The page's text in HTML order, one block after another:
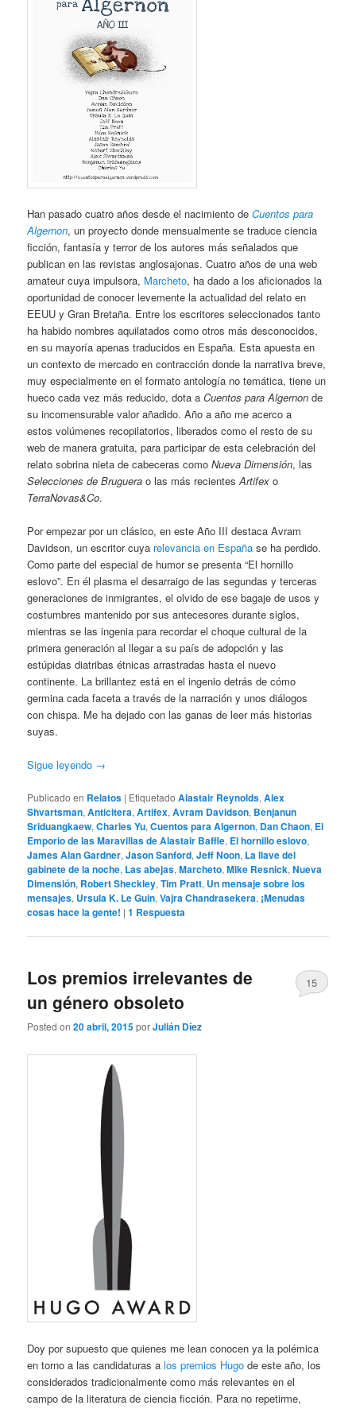
Han pasado cuatro años desde el nacimiento deCuentos para
Algernon, un proyecto donde mensualmente se traduce ciencia
ficción, fantasía y terror de los autores más señalados que
publican en las revistas anglosajonas. Cuatro años de una web
amateur cuya impulsora, Marcheto, ha dado a los aficionados la
oportunidad de conocer levemente la actualidad del relato en
EEUU y Gran Bretaña. Entre los escritores seleccionados tanto
ha habido nombres aquilatados como otros más desconocidos,
en su mayoría apenas traducidos en España. Esta apuesta en
un contexto de mercado en contracción donde la narrativa breve,
muy especialmente en el formato antología no temática, tiene un
hueco cada vez más reducido, dota aCuentos para Algernonde
su incomensurable valor añadido. Año a año me acerco a
estos volúmenes recopilatorios, liberados como el resto de su
web de manera gratuita, para participar de esta celebración del
relato sobrina nieta de cabeceras comoNueva Dimensión, las
Selecciones de Bruguera o las más recientesArtifex o
TerraNovas&Co.
Por empezar por un clásico, en este Año III destaca Avram
Davidson, un escritor cuya relevancia en España se ha perdido.
Como parte del especial de humor se presenta “El hornillo
eslovo”. En él plasma el desarraigo de las segundas y terceras
generaciones de inmigrantes, el olvido de ese bagaje de usos y
costumbres mantenido por sus antecesores durante siglos,
mientras se las ingenia para recordar el choque cultural de la
primera generación al llegar a su país de adopción y las
estúpidas diatribas étnicas arrastradas hasta el nuevo
continente. La brillantez está en el ingenio detrás de cómo
germina cada faceta a través de la narración y unos diálogos
con chispa. Me ha dejado con las ganas de leer más historias
suyas.
Sigue leyendo →
Publicado en Relatos | Etiquetado Alastair Reynolds,Alex
Shvartsman,Anticitera,Artifex,Avram Davidson, Benjanun
Sriduangkaew,Charles Yu,Cuentos para Algernon, Dan Chaon, El
Emporio de las Maravillas de Alastair Baffle, El hornillo eslovo,
James Alan Gardner,Jason Sanford,Jeff Noon, La llave del
gabinete de la noche, Las abejas,Marcheto,Mike Resnick,Nueva
Dimensión, Robert Sheckley,Tim Pratt, Un mensaje sobre los
mensajes, Ursula K. Le Guin,Vajra Chandrasekera, ¡Menudas
cosas hace la gente! |1 Respuesta
Los premios irrelevantes de
un género obsoleto
Posted on20 abril, 2015porJulián Díez
15
Doy por supuesto que quienes me lean conocen ya la polémica
en torno a las candidaturas alos premios Hugo de este año, los
considerados tradicionalmente como más relevantes en el
campo de la literatura de ciencia ficción. Para no repetirme,